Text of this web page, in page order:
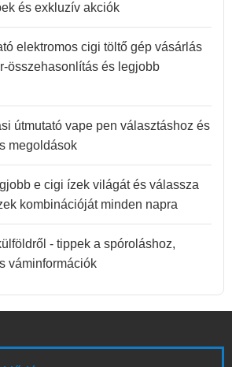
és exkluzív akciók
elektromos cigi töltő gép vásárlás
összehasonlítás és legjobb
útmutató vape pen választáshoz és
megoldások
e cigi ízek világát és válassza
kombinációját minden napra
- tippek a spóroláshoz,
váminformációk